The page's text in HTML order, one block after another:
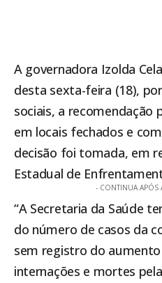
A governadora Izolda
desta sexta-feira (18),
sociais, a recomendação
em locais fechados e
decisão foi tomada, em
Estadual de
- CONTINUA APÓS
“A Secretaria da Saúde
do número de casos da
sem registro do
internações e mortes